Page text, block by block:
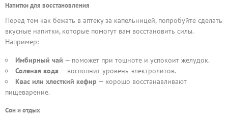
Напитки для восстановления
Перед тем как бежать в аптеку за капельницей, попробуйте сделать
вкусные напитки, которые помогут вам восстановить силы.
Например:
Имбирный чай — поможет при тошноте и успокоит желудок.
Соленая вода — восполнит уровень электролитов.
Квас или хлесткий кефир — хорошо восстанавливают
пищеварение.
Сон и отдых